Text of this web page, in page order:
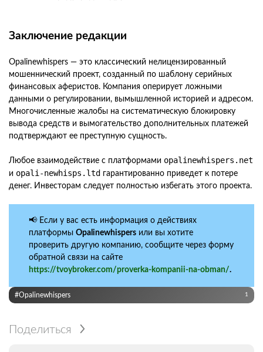
Заключение редакции
Opalinewhispers — это классический нелицензированный
мошеннический проект, созданный по шаблону серийных
финансовых аферистов. Компания оперирует ложными
данными о регулировании, вымышленной историей и адресом.
Многочисленные жалобы на систематическую блокировку
вывода средств и вымогательство дополнительных платежей
подтверждают ее преступную сущность.
Любое взаимодействие с платформами opalinewhispers.net
и opali-newhisps.ltd гарантированно приведет к потере
денег. Инвесторам следует полностью избегать этого проекта.
📢 Если у вас есть информация о действиях
платформы Opalinewhispersили вы хотите
проверить другую компанию, сообщите через форму
обратной связи на сайте
https://tvoybroker.com/proverka-kompanii-na-obman/.
#Opalinewhispers 1
Поделиться